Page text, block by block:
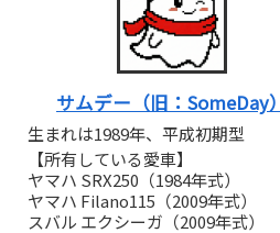
サムデー（旧：SomeDay）
生まれは1989年、平成初期型
【所有している愛車】
ヤマハ SRX250（1984年式）
ヤマハ Filano115（2009年式）
スバル エクシーガ（2009年式）